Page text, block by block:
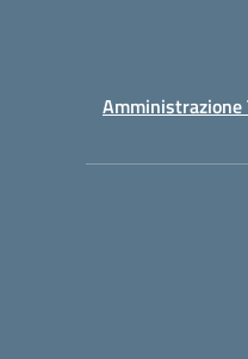
Amministrazione